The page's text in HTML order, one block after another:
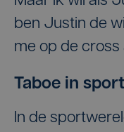
ben Justin de
me op de cross
Taboe in
In de